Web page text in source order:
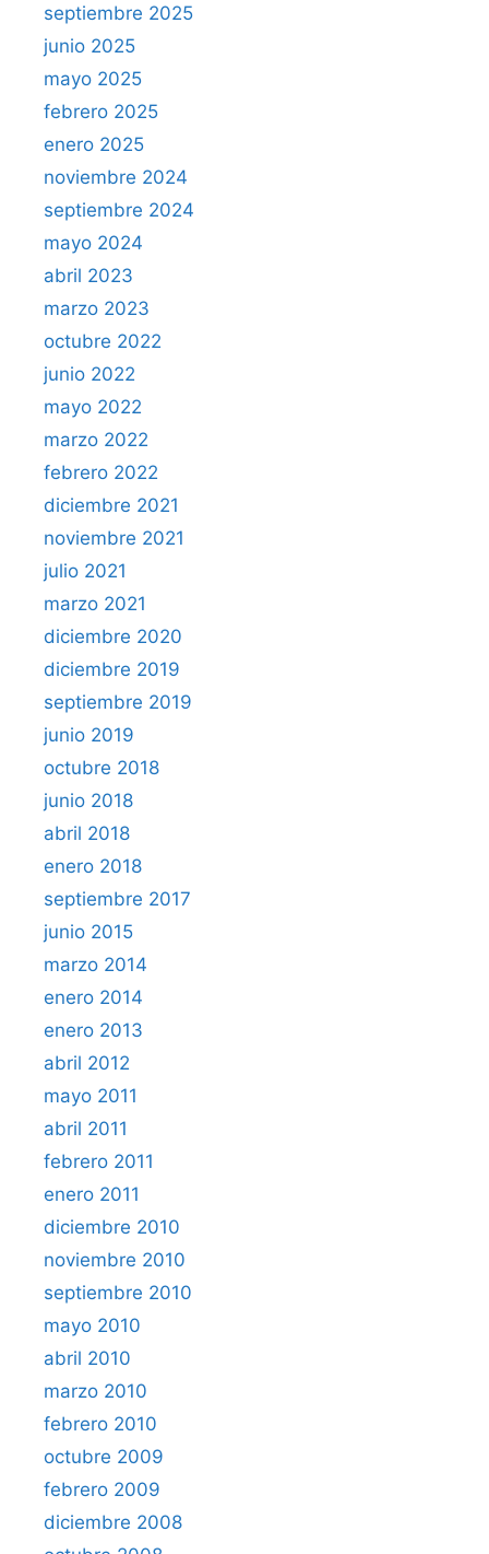
septiembre 2025
junio 2025
mayo 2025
febrero 2025
enero 2025
noviembre 2024
septiembre 2024
mayo 2024
abril 2023
marzo 2023
octubre 2022
junio 2022
mayo 2022
marzo 2022
febrero 2022
diciembre 2021
noviembre 2021
julio 2021
marzo 2021
diciembre 2020
diciembre 2019
septiembre 2019
junio 2019
octubre 2018
junio 2018
abril 2018
enero 2018
septiembre 2017
junio 2015
marzo 2014
enero 2014
enero 2013
abril 2012
mayo 2011
abril 2011
febrero 2011
enero 2011
diciembre 2010
noviembre 2010
septiembre 2010
mayo 2010
abril 2010
marzo 2010
febrero 2010
octubre 2009
febrero 2009
diciembre 2008